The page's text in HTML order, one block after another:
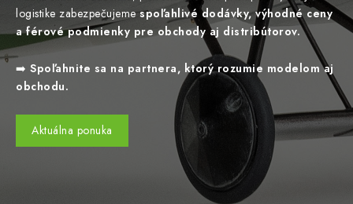
FAQ
Výstavy 2026
logistike zabezpečujemespoľahlivé dodávky, výhodné ceny
a férové podmienky pre obchody aj distribútorov.
➡️ Spoľahnite sa na partnera, ktorý rozumie modelom aj
obchodu.
Aktuálna ponuka